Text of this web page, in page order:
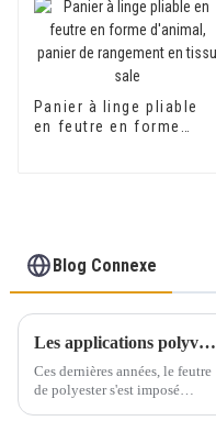
Panier à linge pliable
en feutre en forme
Blog Connexe
Les applications polyvalentes du feutre de polyester stimulent la croissance de l'industrie
Ces dernières années, le feutre
de polyester s'est imposé